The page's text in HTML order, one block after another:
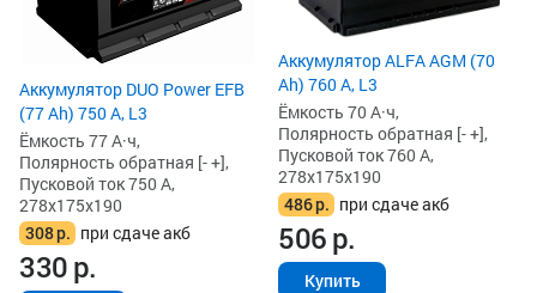
Аккумулятор DUO Power EFB
(77 Ah) 750 А, L3
Ёмкость 77 А·ч,
Полярность обратная [- +],
Пусковой ток 750 А,
278x175x190
308р. при сдаче акб
330р.
Аккумулятор ALFA AGM (70
Ah) 760 А, L3
Ёмкость 70 А·ч,
Полярность обратная [- +],
Пусковой ток 760 А,
278x175x190
486р. при сдаче акб
506р.
Купить